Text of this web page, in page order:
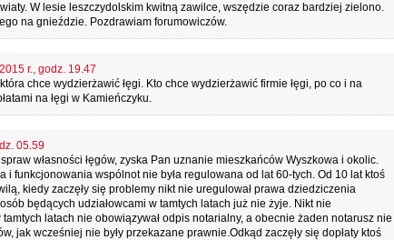
W lesie leszczydolskim kwitną zawilce, wszędzie coraz bardziej zielono.
na gnieździe. Pozdrawiam forumowiczów.
r., godz. 19.47
chce wydzierżawić łęgi. Kto chce wydzierżawić firmie łęgi, po co i na
na łęgi w Kamieńczyku.
05.59
własności łęgów, zyska Pan uznanie mieszkańców Wyszkowa i okolic.
i funkcjonowania wspólnot nie była regulowana od lat 60-tych. Od 10 lat ktoś
kiedy zaczęły się problemy nikt nie uregulował prawa dziedziczenia
będących udziałowcami w tamtych latach już nie żyje. Nikt nie
latach nie obowiązywał odpis notarialny, a obecnie żaden notarusz nie
jak wcześniej nie były przekazane prawnie.Odkąd zaczęły się dopłaty ktoś